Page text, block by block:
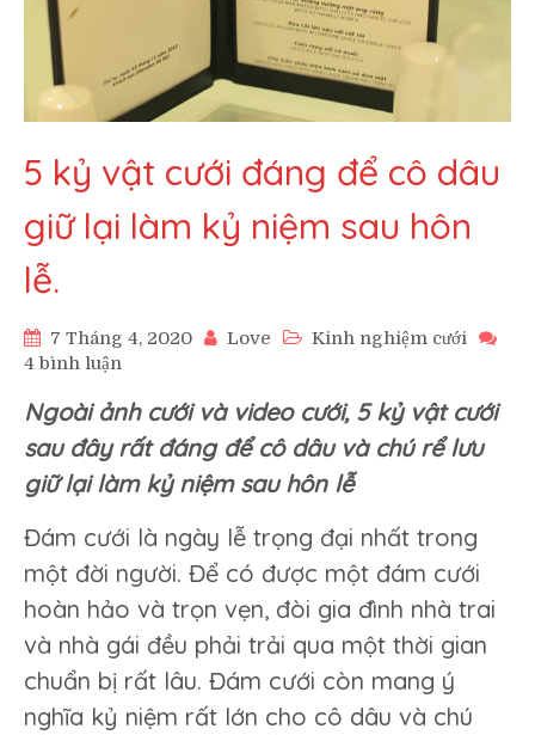
5 kỷ vật cưới đáng để cô dâu
giữ lại làm kỷ niệm sau hôn
lễ.
7 Tháng 4, 2020 Love
Kinh nghiệm cưới
4 bình luận
kỷ
vật
cưới
đáng
cô
giữ
lại
làm
niệm
sau
Ngoài ảnh cưới và video cưới, 5 kỷ vật cưới
sau đây rất đáng để cô dâu và chú rể lưu
giữ lại làm kỷ niệm sau hôn lễ
Đám cưới là ngày lễ trọng đại nhất trong
một đời người. Để có được một đám cưới
hoàn hảo và trọn vẹn, đòi gia đình nhà trai
và nhà gái đều phải trải qua một thời gian
chuẩn bị rất lâu. Đám cưới còn mang ý
nghĩa kỷ niệm rất lớn cho cô dâu và chú